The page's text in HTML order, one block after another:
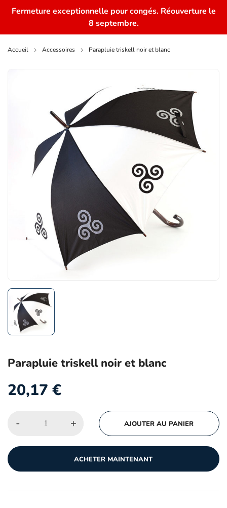
Fermeture exceptionnelle pour congés. Réouverture le
8 septembre.
Accueil Accessoires Parapluie triskell noir et blanc
Parapluie triskell noir et blanc
20,17 €
- + AJOUTER AU PANIER
ACHETER MAINTENANT